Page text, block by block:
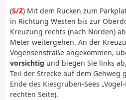
(S/Z) Mit dem Rücken zum
in Richtung Westen bis zur
Kreuzung rechts (nach Norden)
Meter weitergehen. An der
Vogensenstraße angekommen,
vorsichtig und biegen Sie links
Teil der Strecke auf dem Gehweg
Ende des Kiesgruben-Sees
rechten Seite).